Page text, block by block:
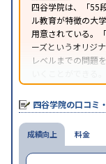
四谷学院は、「55
ル教育が特徴の大
用意されている。
ーズというオリジ
レベルまでの問題
四谷学院の口コミ
成績向上 料金